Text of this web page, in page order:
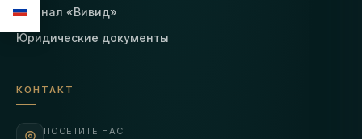
Журнал «Вивид»
Юридические документы
КОНТАКТ
ПОСЕТИТЕ НАС